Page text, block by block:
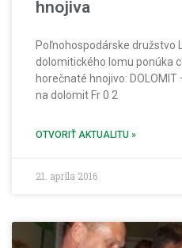
hnojiva
Poľnohospodárske družstvo
dolomitického lomu ponúka
horečnaté hnojivo: DOLOMIT
na dolomit Fr 0 2
OTVORIŤ AKTUALITU »
21. apríla 2016